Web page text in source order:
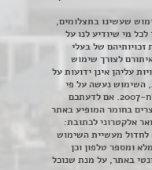
שעשינו בתצלומים,
מי שיודיע לנו על
זכויותיהם של בעלי
לצורך שימוש
עליהן אינן ידועות על
השימוש נעשה על פי
סעיף 27א לחוק זכויות יוצרים תשס"ח-2007. אם לדעתכם
בחומר המופיע באתר
אלקטרוני לכתובת:
מעשיית השימוש
ומספר טלפון וכן
באתר, על מנת שנוכל